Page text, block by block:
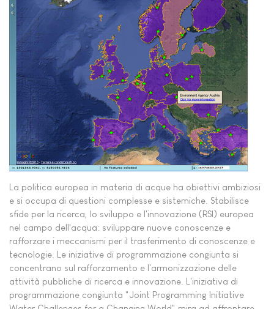
La politica europea in materia di acque ha obiettivi ambiziosi
e si occupa di questioni complesse e sistemiche. Stabilisce
sfide per la ricerca, lo sviluppo e l'innovazione (RSI) europea
nel campo dell'acqua: sviluppare nuove conoscenze e
rafforzare i meccanismi per il trasferimento di conoscenze e
tecnologie. Le iniziative di programmazione congiunta si
concentrano sul rafforzamento e l'armonizzazione delle
attività pubbliche di ricerca e innovazione. L'iniziativa di
programmazione congiunta "Joint Programming Initiative